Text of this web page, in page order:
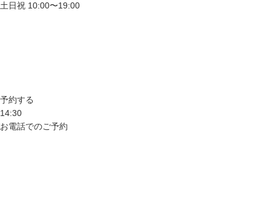
土日祝 10:00〜19:00
予約する
14:30
お電話でのご予約